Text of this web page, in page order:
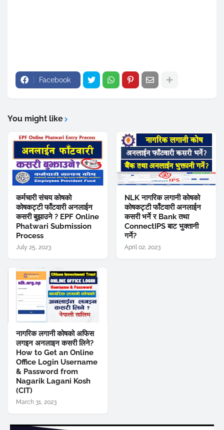
Facebook
You might like
कर्मचारी संचय कोषको
कोषकट्टी फाँटवारी अनलाईन
कसरी बुझाउने ? EPF Online
Phatwari Submission
Process
July 25, 2023
NLK नागरिक लगानी कोषको
कोषकट्टी फाँटवारी अनलाईन
कसरी भर्ने र Bank तथा
ConnectIPS बाट भुक्तानी
गर्ने?
April 02, 2023
नागरिक लगानी कोषको अफिस
लगइन अनलाइन कसरी लिने?
How to Get an Online
Office Login Username
& Password from
Nagarik Lagani Kosh
(CIT)
March 31, 2023